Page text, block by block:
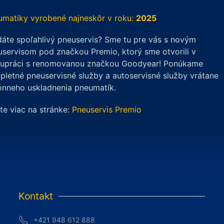
vyrobené najneskôr v roku: 2025
spoľahlivý pneuservis? Sme tu pre vás s novým
pod značkou Premio, ktorý sme otvorili v
s renomovanou značkou Goodyear! Ponúkame
pneuservisné služby a autoservisné služby vrátane
uskladnenia pneumatík.
viac na stránke: Pneuservis Premio
Kontakt
+421 948 612 888